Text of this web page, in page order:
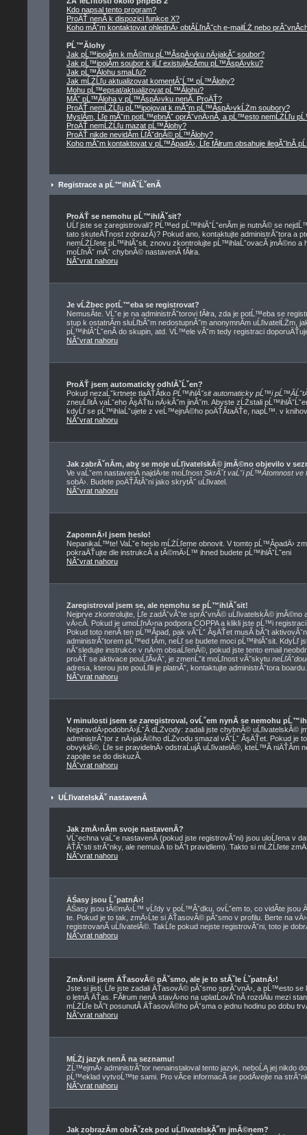
Kdo napsal tento program?
ProÄŤ nenĂ­ k dispozici funkce X?
Koho mĂˇm kontaktovat ohlednÄ› obtĂ­ĹľnĂ˝ch e-mailĹŻ nebo
PĹ™Ă­lohy
Jak pĹ™ipojĂ­m k mĂ©mu pĹ™Ă­spÄ›vku nÄ›jakĂ˝ soubor?
Jak pĹ™ipojĂ­m soubor k jiĹľ existujĂ­cĂ­mu pĹ™Ă­spÄ›vku?
Jak pĹ™Ă­lohu smaĹľu?
Jak mĹŻĹľu aktualizovat komentĂˇĹ™ pĹ™Ă­lohy?
Mohu pĹ™epsat/aktualizovat pĹ™Ă­lohu?
MĂˇ pĹ™Ă­loha v pĹ™Ă­spÄ›vku nenĂ­. ProÄŤ?
ProÄŤ nemĹŻĹľu pĹ™ipojovat k mĂ˝m pĹ™Ă­spÄ›vkĹŻm soubory?
MyslĂ­m, Ĺľe mĂˇm potĹ™ebnĂˇ oprĂˇvnÄ›nĂ­, a pĹ™esto nemĹŻĹľu
ProÄŤ nemĹŻĹľu mazat pĹ™Ă­lohy?
ProÄŤ nikde nevidĂ­m ĹľĂˇdnĂ© pĹ™Ă­lohy?
Koho mĂˇm kontaktovat v pĹ™Ă­padÄ›, Ĺľe fĂłrum obsahuje ilegĂˇlnĂ­
Registrace a pĹ™ihlĂˇĹˇenĂ­
ProÄŤ se nemohu pĹ™ihlĂˇsit?
UĹľ jste se zaregistrovali? PĹ™ed pĹ™ihlĂˇĹˇenĂ­m je nutnĂ© se
tato skuteÄŤnost zobrazĂ­)? Pokud ano, kontaktujte administrĂˇtora a
nemĹŻĹľete pĹ™ihlĂˇsit, znovu zkontrolujte pĹ™ihlaĹˇovacĂ­ jmĂ©no a
moĹľnĂˇ mĂˇ chybnĂ© nastavenĂ­ fĂłra.
NĂˇvrat nahoru
Je vĹŻbec potĹ™eba se registrovat?
NemusĂ­te. VĹˇe je na administrĂˇtorovi fĂłra, zda je potĹ™eba se
stup k ostatnĂ­m sluĹľbĂˇm nedostupnĂ˝m anonymnĂ­m uĹľivatelĹŻm,
pĹ™ihlĂˇĹˇenĂ­ do skupin, atd. VĹ™ele vĂˇm tedy registraci
NĂˇvrat nahoru
ProÄŤ jsem automaticky odhlĂˇĹˇen?
Pokud nezaĹˇkrtnete tlaÄŤĂ­tko PĹ™ihlĂˇsit automaticky pĹ™i pĹ™Ă­ĹˇtĂ­
zneuĹľitĂ­ vaĹˇeho ĂşÄŤtu nÄ›kĂ˝m jinĂ˝m. Abyste zĹŻstali
kdyĹľ se pĹ™ihlaĹˇujete z veĹ™ejnĂ©ho poÄŤĂ­taÄŤe, napĹ™. v
NĂˇvrat nahoru
Jak zabrĂˇnĂ­m, aby se moje uĹľivatelskĂ© jmĂ©no objevilo v
Ve vaĹˇem nastavenĂ­ najdÄ›te moĹľnost SkrĂ˝t vaĹˇi pĹ™Ă­tomnost ve
sobÄ›. Budete poÄŤĂ­tĂˇni jako skrytĂ˝ uĹľivatel.
NĂˇvrat nahoru
ZapomnÄ›l jsem heslo!
NepanikaĹ™te! VaĹˇe heslo mĹŻĹľeme obnovit. V tomto pĹ™Ă­padÄ›
pokraÄŤujte dle instrukcĂ­ a tĂ©mÄ›Ĺ™ ihned budete pĹ™ihlĂˇĹˇeni
NĂˇvrat nahoru
Zaregistroval jsem se, ale nemohu se pĹ™ihlĂˇsit!
Nejprve zkontrolujte, Ĺľe zadĂˇvĂˇte sprĂˇvnĂ© uĹľivatelskĂ©
vÄ›cĂ­. Pokud je umoĹľnÄ›na podpora COPPA a klikli jste pĹ™i
Pokud toto nenĂ­ ten pĹ™Ă­pad, pak vĂˇĹˇ ĂşÄŤet musĂ­ bĂ˝t
administrĂˇtorem pĹ™ed tĂ­m, neĹľ se budete moci pĹ™ihlĂˇsit. KdyĹľ
nĂˇsledujte instrukce v nÄ›m obsaĹľenĂ©, pokud jste tento email
proÄŤ se aktivace pouĹľĂ­vĂˇ, je zmenĹˇit moĹľnost vĂ˝skytu
adresa, kterou jste pouĹľili je platnĂˇ, kontaktujte administrĂˇtora boardu.
NĂˇvrat nahoru
V minulosti jsem se zaregistroval, ovĹˇem nynĂ­ se nemohu
NejpravdÄ›podobnÄ›jĹˇĂ­ dĹŻvody: zadali jste chybnĂ©
administrĂˇtor z nÄ›jakĂ©ho dĹŻvodu smazal vĂˇĹˇ ĂşÄŤet. Pokud
obvyklĂ©, Ĺľe se pravidelnÄ› odstraĹujĂ­ uĹľivatelĂ©, kteĹ™Ă­ niÄŤĂ­m
zapojte se do diskuzĂ­.
NĂˇvrat nahoru
UĹľivatelskĂˇ nastavenĂ­
Jak zmÄ›nĂ­m svoje nastavenĂ­?
VĹˇechna vaĹˇe nastavenĂ­ (pokud jste registrovĂˇni) jsou uloĹľena v
ÄŤĂˇsti strĂˇnky, ale nemusĂ­ to bĂ˝t pravidlem). Takto si mĹŻĹľete
NĂˇvrat nahoru
ÄŚasy jsou ĹˇpatnÄ›!
ÄŚasy jsou tĂ©mÄ›Ĺ™ vĹľdy v poĹ™Ăˇdku, ovĹˇem to, co vidĂ­te
te. Pokud je to tak, zmÄ›Ĺte si ÄŤasovĂ© pĂˇsmo v profilu. Berte na
registrovanĂ­ uĹľivatelĂ©. TakĹľe pokud nejste registrovĂˇni, toto je
NĂˇvrat nahoru
ZmÄ›nil jsem ÄŤasovĂ© pĂˇsmo, ale je to stĂˇle ĹˇpatnÄ›!
Jste si jisti, Ĺľe jste zadali ÄŤasovĂ© pĂˇsmo sprĂˇvnÄ›, a pĹ™esto se
o letnĂ­ ÄŤas. FĂłrum nenĂ­ stavÄ›no na uplatĹovĂˇnĂ­ rozdĂ­lu mezi
mĹŻĹľe bĂ˝t posunutĂ­ ÄŤasovĂ©ho pĂˇsma o jednu hodinu po dobu
NĂˇvrat nahoru
MĹŻj jazyk nenĂ­ na seznamu!
ZĹ™ejmÄ› administrĂˇtor nenainstaloval tento jazyk, neboĹĄ jej nikdo
pĹ™eklad vytvoĹ™te sami. Pro vĂ­ce informacĂ­ se podĂ­vejte na
NĂˇvrat nahoru
Jak zobrazĂ­m obrĂˇzek pod uĹľivatelskĂ˝m jmĂ©nem?